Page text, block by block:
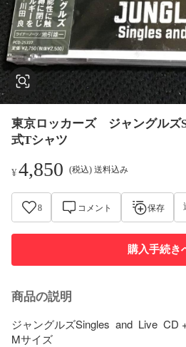
東京ロッカーズ ジャングルズ
式Tシャツ
¥4,850 (税込) 送料込み
8 コメント 保存
購入手続き
商品の説明
ジャングルズSingles  and  Live
Mサイズ